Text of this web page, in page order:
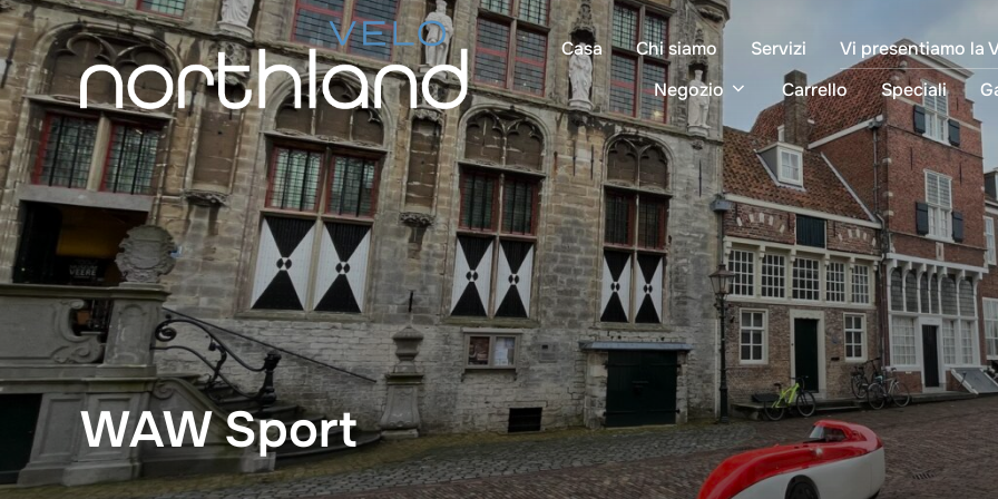
Vai
al
contenuto
Casa Chi siamo Servizi Vi presentiamo la
Negozio
Carrello Speciali
WAW Sport